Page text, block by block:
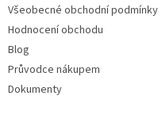
Všeobecné obchodní podmínky
Hodnocení obchodu
Blog
Průvodce nákupem
Dokumenty